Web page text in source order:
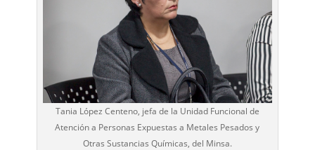
Tania López Centeno, jefa de la Unidad Funcional de
Atención a Personas Expuestas a Metales Pesados y
Otras Sustancias Químicas, del Minsa.